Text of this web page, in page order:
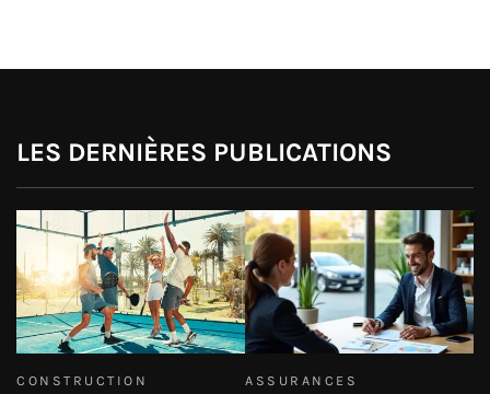
LES DERNIÈRES PUBLICATIONS
CONSTRUCTION ASSURANCES